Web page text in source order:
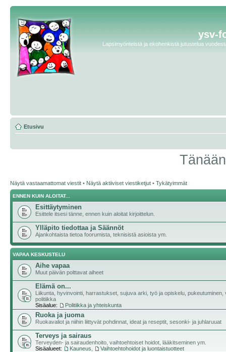
ysv-
Lapsimyönteistä ja ekohenkistä jutustelua
Etusivu
Näytä vastaamattomat viestit • Näytä aktiiviset viestiketjut • Tykätyimmät
ENNEN KUIN ALOITAT...
Esittäytyminen
Esittele itsesi tänne, ennen kuin aloitat kirjoittelun.
Ylläpito tiedottaa ja Säännöt
Ajankohtaista tietoa foorumista, teknisistä asioista ym.
VAPAA KESKUSTELU
Aihe vapaa
Muut päivän polttavat aiheet
Elämä on...
Liikunta, hyvinvointi, harrastukset, sujuva arki, työ ja opiskelu, pukeutuminen,
politiikka
Sisäalue:
Politiikka ja yhteiskunta
Ruoka ja juoma
Ruokavaliot ja niihin liittyvät pohdinnat, ideat ja reseptit, sesonki- ja juhlaruuat
Terveys ja sairaus
Terveyden- ja sairaudenhoito, vaihtoehtoiset hoidot, lääkitseminen ym.
Sisäalueet:
Kauneus Vaihtoehtohoidot ja luontaistuotteet